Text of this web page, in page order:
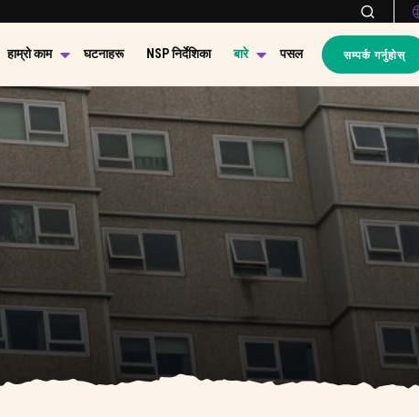
हाम्रो काम घटनाहरू NSP निर्देशिका बारे पसल सम्पर्क गर्नुहोस्